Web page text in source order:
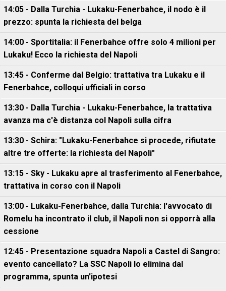
14:05 - Dalla Turchia - Lukaku-Fenerbahce, il nodo è il
prezzo: spunta la richiesta del belga
14:00 - Sportitalia: il Fenerbahce offre solo 4 milioni per
Lukaku! Ecco la richiesta del Napoli
13:45 - Conferme dal Belgio: trattativa tra Lukaku e il
Fenerbahce, colloqui ufficiali in corso
13:30 - Dalla Turchia - Lukaku-Fenerbahce, la trattativa
avanza ma c'è distanza col Napoli sulla cifra
13:30 - Schira: "Lukaku-Fenerbahce si procede, rifiutate
altre tre offerte: la richiesta del Napoli"
13:15 - Sky - Lukaku apre al trasferimento al Fenerbahce,
trattativa in corso con il Napoli
13:00 - Lukaku-Fenerbahce, dalla Turchia: l'avvocato di
Romelu ha incontrato il club, il Napoli non si opporrà alla
cessione
12:45 - Presentazione squadra Napoli a Castel di Sangro:
evento cancellato? La SSC Napoli lo elimina dal
programma, spunta un'ipotesi